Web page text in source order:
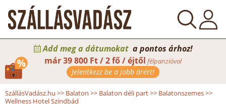
Add meg a dátumokat a pontos árhoz!
már39 800 Ft / 2 fő / éjtől félpanzióval
Jelentkezz be a jobb árért!
SzállásVadász.hu >> Balaton >> Balaton déli part>> Balatonszemes>>
Wellness Hotel Szindbád